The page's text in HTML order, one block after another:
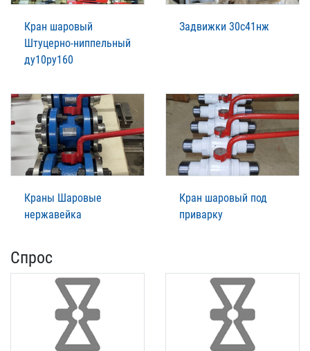
Кран шаровый
Штуцерно-ниппельный
ду10ру160
Задвижки 30с41нж
Краны Шаровые
нержавейка
Кран шаровый под
приварку
Спрос